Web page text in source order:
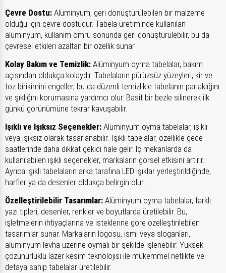
Çevre Dostu: Alüminyum, geri dönüştürülebilen bir malzeme
olduğu için çevre dostudur. Tabela üretiminde kullanılan
alüminyum, kullanım ömrü sonunda geri dönüştürülebilir, bu da
çevresel etkileri azaltan bir özellik sunar.
Kolay Bakım ve Temizlik: Alüminyum oyma tabelalar, bakım
açısından oldukça kolaydır. Tabelaların pürüzsüz yüzeyleri, kir ve
toz birikimini engeller, bu da düzenli temizlikle tabelanın parlaklığını
ve şıklığını korumasına yardımcı olur. Basit bir bezle silinerek ilk
günkü görünümüne tekrar kavuşabilir.
Işıklı ve Işıksız Seçenekler: Alüminyum oyma tabelalar, ışıklı
veya ışıksız olarak tasarlanabilir. Işıklı tabelalar, özellikle gece
saatlerinde daha dikkat çekici hale gelir. İç mekanlarda da
kullanılabilen ışıklı seçenekler, markaların görsel etkisini artırır.
Ayrıca ışıklı tabelaların arka tarafına LED ışıklar yerleştirildiğinde,
harfler ya da desenler oldukça belirgin olur.
Özelleştirilebilir Tasarımlar: Alüminyum oyma tabelalar, farklı
yazı tipleri, desenler, renkler ve boyutlarda üretilebilir. Bu,
işletmelerin ihtiyaçlarına ve isteklerine göre özelleştirilebilen
tasarımlar sunar. Markaların logosu, ismi veya sloganları,
alüminyum levha üzerine oymalı bir şekilde işlenebilir. Yüksek
çözünürlüklü lazer kesim teknolojisi ile mükemmel netlikte ve
detaya sahip tabelalar üretilebilir.